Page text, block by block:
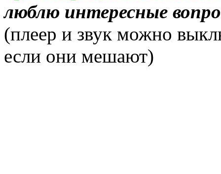
люблю интересные
(плеер и звук можно
если они мешают)